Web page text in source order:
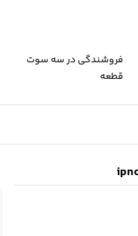
فروشندگی در سه سوت
قطعه